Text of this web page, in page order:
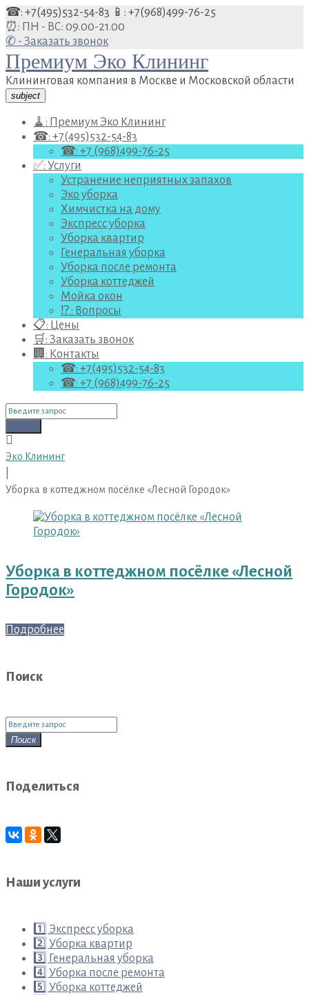
Перейти
к
содержанию
☎: +7(495)532-54-83 📱: +7(968)499-76-25
⏰: ПН - ВС: 09.00-21.00
✆ - Заказать звонок
Премиум Эко Клининг
Клининговая компания в Москве и Московской области
subject
🧹: Премиум Эко Клининг
☎: +7(495)532-54-83
☎: +7 (968)499-76-25
✅: Услуги
Устранение неприятных запахов
Эко уборка
Химчистка на дому
Экспресс уборка
Уборка квартир
Генеральная уборка
Уборка после ремонта
Уборка коттеджей
Мойка окон
⁉ : Вопросы
📋: Цены
🛒: Заказать звонок
🏢: Контакты
☎: +7(495)532-54-83
☎: +7 (968)499-76-25
Поиск
для:
Эко Клининг
Уборка в коттеджном посёлке «Лесной Городок»
Метка:
Уборка
коттеджном
посёлке
«Лесной
Уборка в коттеджном посёлке «Лесной
Городок»
Подробнее
Поиск
Поиск
для:
Поиск
Поделиться
Наши услуги
1️⃣ Экспресс уборка
2️⃣ Уборка квартир
3️⃣ Генеральная уборка
4️⃣ Уборка после ремонта
5️⃣ Уборка коттеджей